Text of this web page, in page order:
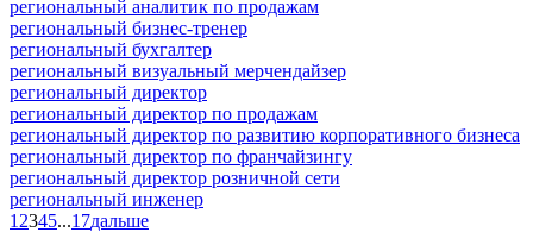
региональный аналитик по продажам
региональный бизнес-тренер
региональный бухгалтер
региональный визуальный мерчендайзер
региональный директор
региональный директор по продажам
региональный директор по развитию корпоративного бизнеса
региональный директор по франчайзингу
региональный директор розничной сети
региональный инженер
1 2345...17дальше